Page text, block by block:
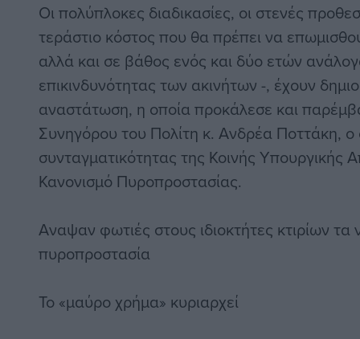
Οι πολύπλοκες διαδικασίες, οι στενές
τεράστιο κόστος που θα πρέπει να
αλλά και σε βάθος ενός και δύο ετών
επικινδυνότητας των ακινήτων -, έχουν
αναστάτωση, η οποία προκάλεσε και
Συνηγόρου του Πολίτη κ. Ανδρέα Ποττάκη, ο
συνταγματικότητας της Κοινής Υπουργικής
Κανονισμό Πυροπροστασίας.
Αναψαν φωτιές στους ιδιοκτήτες κτιρίων τα
πυροπροστασία
Το «μαύρο χρήμα» κυριαρχεί